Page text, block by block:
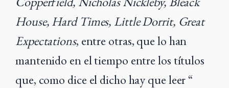
House, Hard Times, Little Dorrit, Great
Expectations, entre otras, que lo han
mantenido en el tiempo entre los títulos
que, como dice el dicho hay que leer “